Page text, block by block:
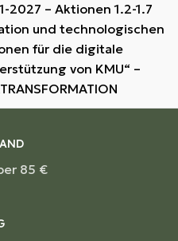
2027 – Aktionen 1.2-1.7
und technologischen
für die digitale
von KMU“ –
85 €